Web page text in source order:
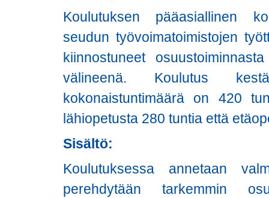
Koulutuksen pääasiallinen
seudun työvoimatoimistojen
kiinnostuneet
välineenä. Koulutus
kokonaistuntimäärä on 420
lähiopetusta 280 tuntia että
Sisältö:
Koulutuksessa annetaan
perehdytään tarkemmin